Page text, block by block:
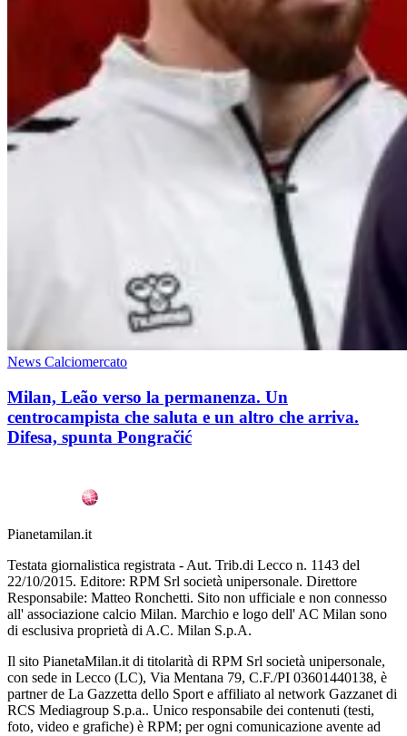
News Calciomercato
Milan, Leão verso la permanenza. Un
centrocampista che saluta e un altro che arriva.
Difesa, spunta Pongračić
Pianetamilan.it
Testata giornalistica registrata - Aut. Trib.di Lecco n. 1143 del
22/10/2015. Editore: RPM Srl società unipersonale. Direttore
Responsabile: Matteo Ronchetti. Sito non ufficiale e non connesso
all' associazione calcio Milan. Marchio e logo dell' AC Milan sono
di esclusiva proprietà di A.C. Milan S.p.A.
Il sito PianetaMilan.it di titolarità di RPM Srl società unipersonale,
con sede in Lecco (LC), Via Mentana 79, C.F./PI 03601440138, è
partner de La Gazzetta dello Sport e affiliato al network Gazzanet di
RCS Mediagroup S.p.a.. Unico responsabile dei contenuti (testi,
foto, video e grafiche) è RPM; per ogni comunicazione avente ad